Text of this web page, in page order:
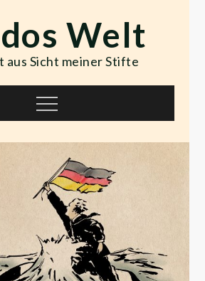
Welt
aus Sicht meiner Stifte
Menu